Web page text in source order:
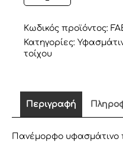
ΠΛΑΙΣΙΟ
AWAITS"
ΣΕ
ΑΠΑΛΟ
ΚΑΡΟ
Κωδικός προϊόντος:
Κατηγορίες:
τοίχου
Περιγραφή
Πανέμορφο υφασμάτινο